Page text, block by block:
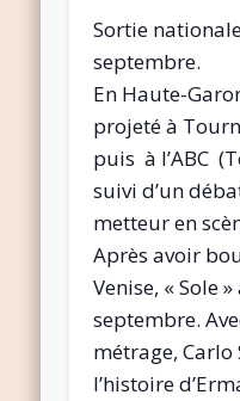
Sortie
septembre.
En Haute-
projeté à
puis à l’ABC
suivi d’un
metteur en
Après avoir
Venise, « Sole
septembre.
métrage,
l’histoire